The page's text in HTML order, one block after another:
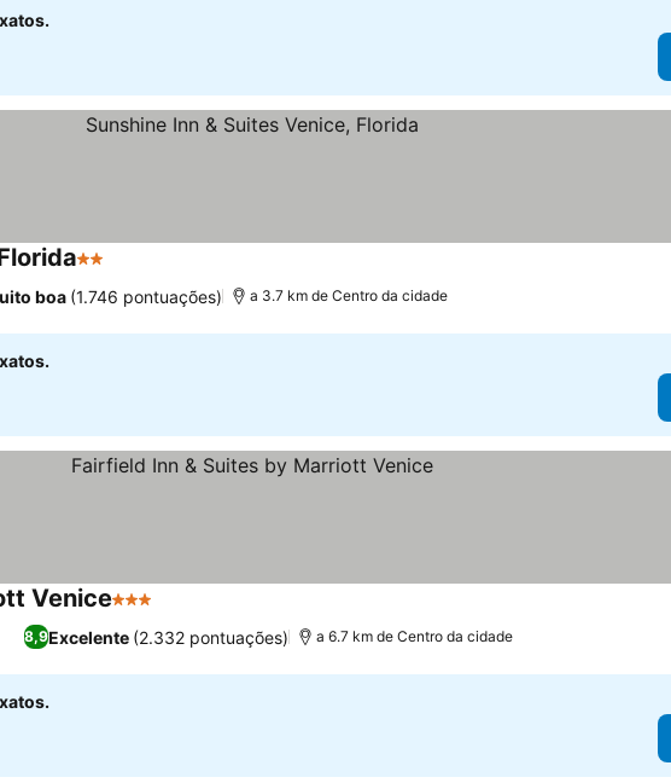
2 Estrelas
boa (1.746 pontuações) a 3.7 km de Centro da cidade
Venice3 Estrelas
8,9Excelente (2.332 pontuações) a 6.7 km de Centro da cidade